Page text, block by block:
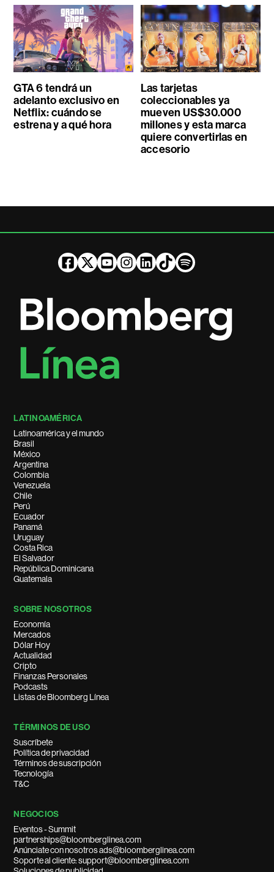
GTA 6 tendrá un
adelanto exclusivo en
Netflix: cuándo se
estrena y a qué hora
Las tarjetas
coleccionables ya
mueven US$30.000
millones y esta marca
quiere convertirlas en
accesorio
LATINOAMÉRICA
Latinoamérica y el mundo
Brasil
México
Argentina
Colombia
Venezuela
Chile
Perú
Ecuador
Panamá
Uruguay
Costa Rica
El Salvador
República Dominicana
Guatemala
SOBRE NOSOTROS
Economía
Mercados
Dólar Hoy
Actualidad
Cripto
Finanzas Personales
Podcasts
Listas de Bloomberg Línea
TÉRMINOS DE USO
Suscríbete
Política de privacidad
Términos de suscripción
Tecnología
T&C
NEGOCIOS
Eventos - Summit
partnerships@bloomberglinea.com
Anúnciate con nosotros ads@bloomberglinea.com
Soporte al cliente: support@bloomberglinea.com